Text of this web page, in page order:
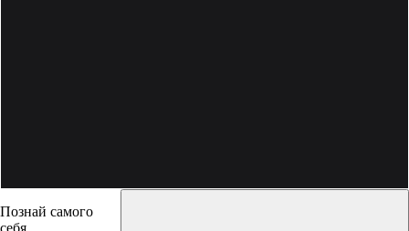
Познай самого
себя